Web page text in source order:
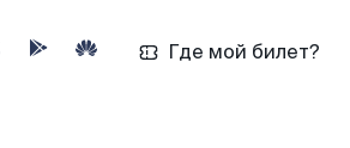
Где мой билет?